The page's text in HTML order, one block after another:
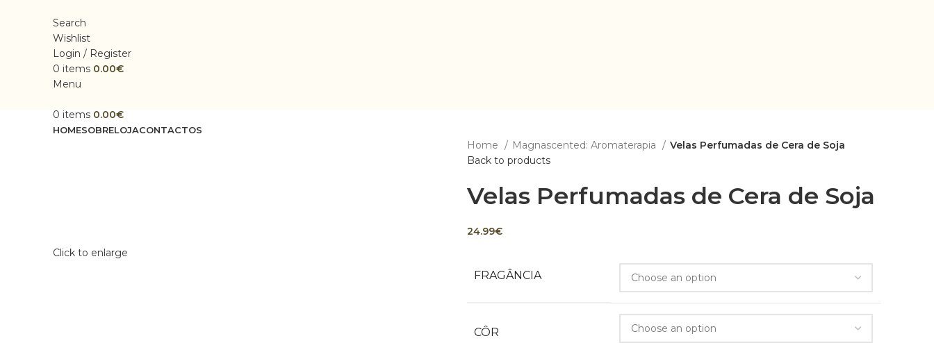
Search
Wishlist
Login / Register
0 items 0.00€
Menu
0 items 0.00€
HOMESOBRELOJACONTACTOS
Click to enlarge
Home Magnascented: Aromaterapia
Velas Perfumadas de Cera de Soja
Back to products
Velas Perfumadas de Cera de Soja
24.99€
FRAGÂNCIA
CÔR